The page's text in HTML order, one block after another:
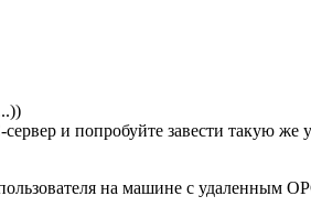
и попробуйте завести такую же
на машине с удаленным